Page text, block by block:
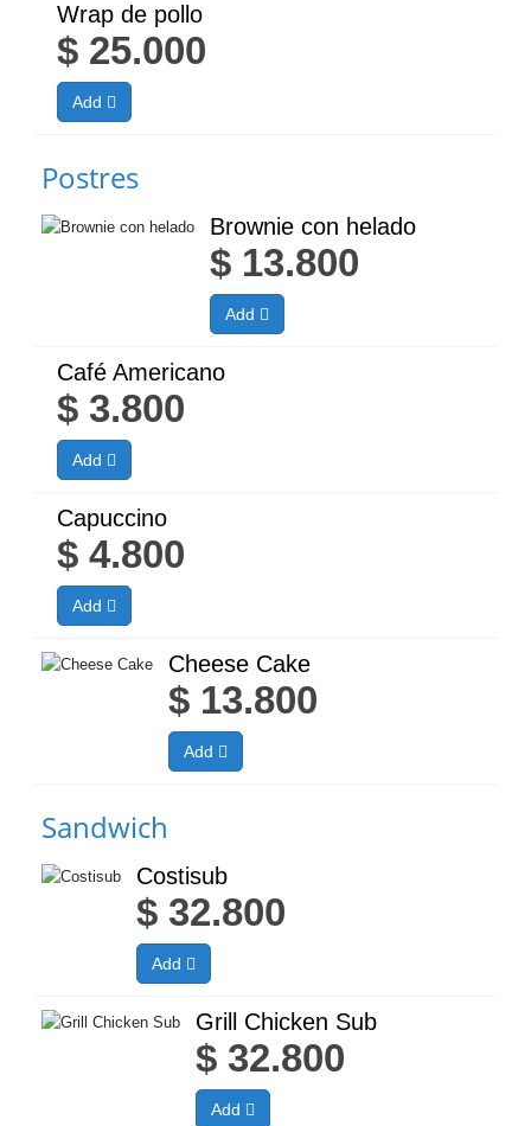
Wrap de pollo
$ 25.000
Add
Postres
Brownie con helado
$ 13.800
Add
Café Americano
$ 3.800
Add
Capuccino
$ 4.800
Add
Cheese Cake
$ 13.800
Add
Sandwich
Costisub
$ 32.800
Add
Grill Chicken Sub
$ 32.800
Add